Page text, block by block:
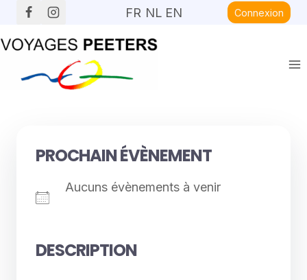
contenu
FR NL EN Connexion
PROCHAIN ÉVÈNEMENT
Aucuns évènements à venir
DESCRIPTION